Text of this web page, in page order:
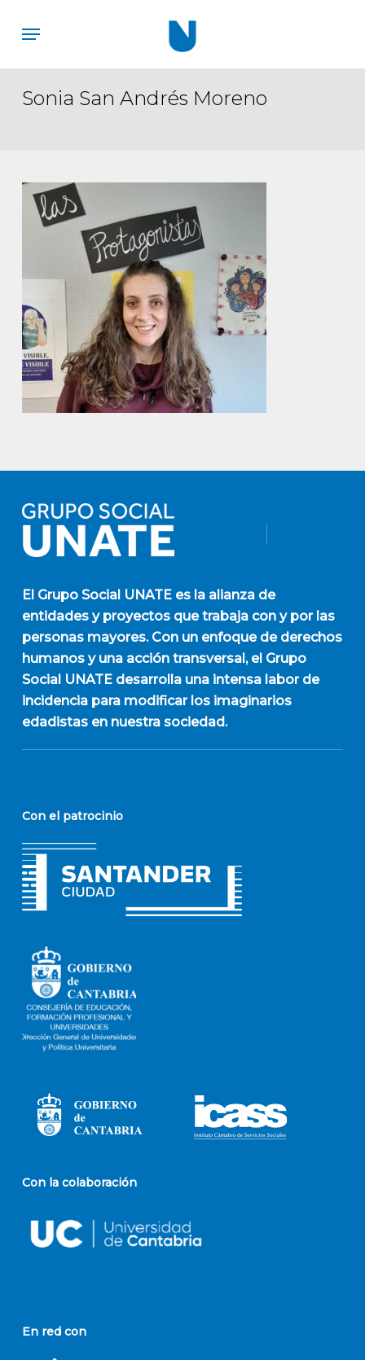
content
Menu
Sonia San Andrés Moreno
El Grupo Social UNATEes la alianza de
entidades y proyectos que trabaja con y por las
personas mayores. Con un enfoque de derechos
humanos y una acción transversal, el Grupo
Social UNATE desarrolla una intensa labor de
incidencia para modificar los imaginarios
edadistas en nuestra sociedad.
Con el patrocinio
Con la colaboración
En red con